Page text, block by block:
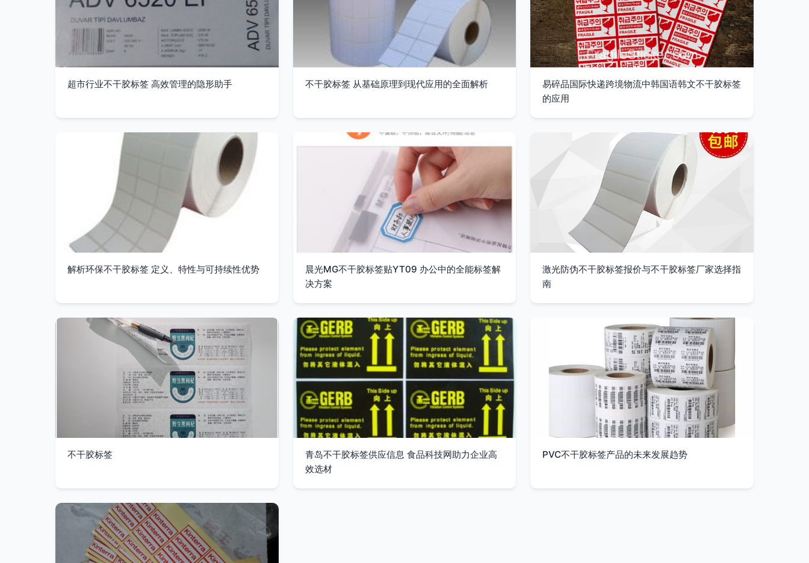
超市行业不干胶标签 高效管理的隐形助手 不干胶标签 从基础原理到现代应用的全面解析
易碎品国际快递跨境物流中韩国语韩文不干胶标签
的应用
解析环保不干胶标签 定义、特性与可持续性优势
晨光MG不干胶标签贴YT09 办公中的全能标签解
决方案
激光防伪不干胶标签报价与不干胶标签厂家选择指
南
不干胶标签
青岛不干胶标签供应信息 食品科技网助力企业高
效选材
PVC不干胶标签产品的未来发展趋势